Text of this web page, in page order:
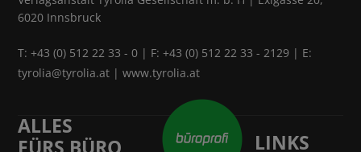
6020 Innsbruck
T:+43 (0) 512 22 33 - 0 | F: +43 (0) 512 22 33 - 2129 | E:
tyrolia@tyrolia.at |www.tyrolia.at
ALLES
FÜRS BÜRO
LINKS